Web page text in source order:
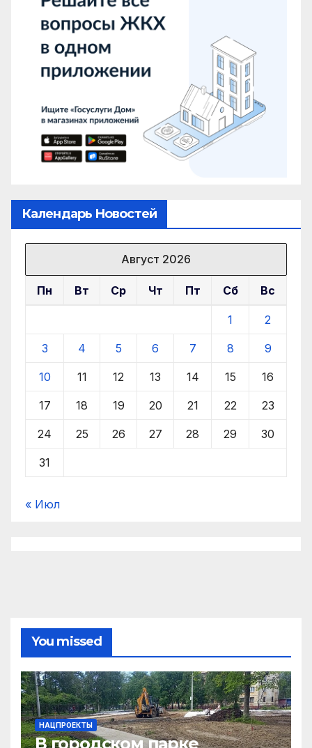
Календарь Новостей
Август 2026
Пн Вт Ср Чт Пт Сб Вс
1 2
3 4 5 6 7 8 9
10 11 12 13 14 15 16
17 18 19 20 21 22 23
24 25 26 27 28 29 30
31
« Июл
You missed
НАЦПРОЕКТЫ
В городском парке